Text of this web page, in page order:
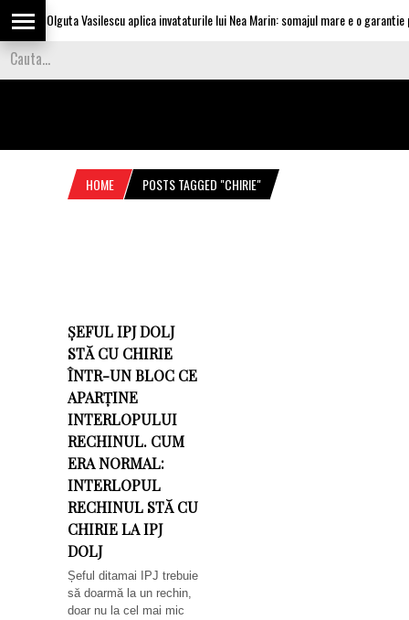
Olguta Vasilescu aplica invataturile lui Nea Marin: somajul mare e o garantie
HOME POSTS TAGGED "CHIRIE"
ȘEFUL IPJ DOLJ
STĂ CU CHIRIE
ÎNTR-UN BLOC CE
APARȚINE
INTERLOPULUI
RECHINUL. CUM
ERA NORMAL:
INTERLOPUL
RECHINUL STĂ CU
CHIRIE LA IPJ
DOLJ
Șeful ditamai IPJ trebuie
să doarmă la un rechin,
doar nu la cel mai mic